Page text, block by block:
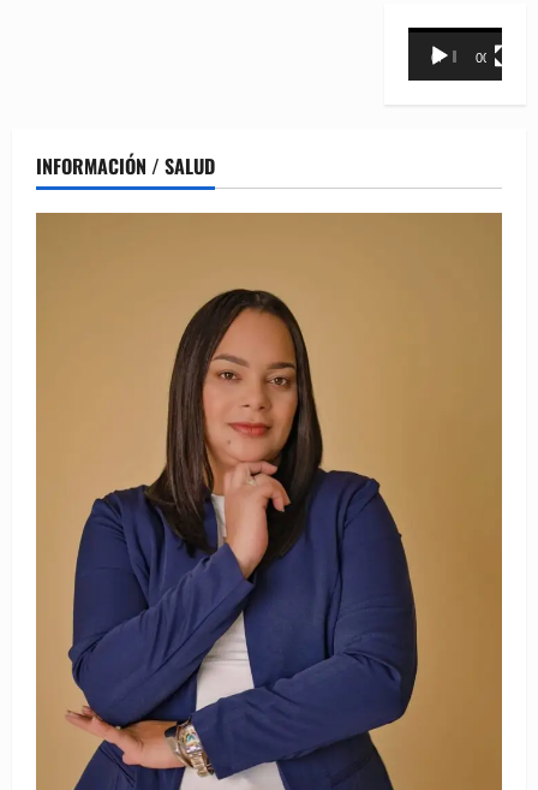
Reproductor
00:00 00:31
INFORMACIÓN / SALUD